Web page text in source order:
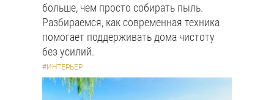
больше, чем просто собирать пыль.
Разбираемся, как современная техника
помогает поддерживать дома чистоту
без усилий.
#ИНТЕРЬЕР